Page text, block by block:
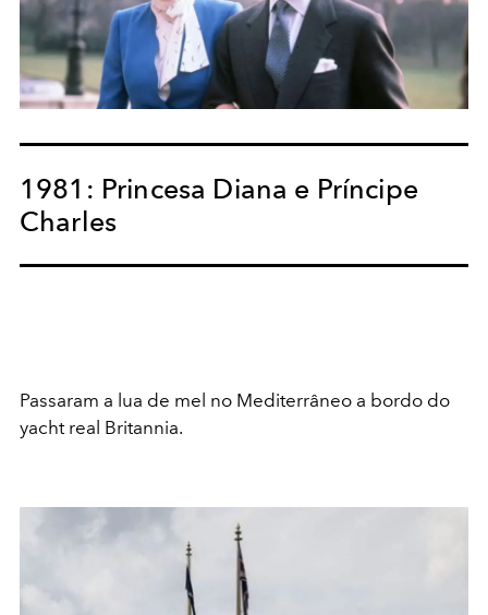
1981: Princesa Diana e Príncipe
Charles
Passaram a lua de mel no Mediterrâneo a bordo do
yacht real Britannia.